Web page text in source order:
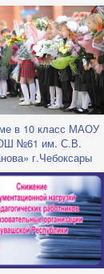
в 10 класс МАОУ
№61 им. С.В.
г.Чебоксары